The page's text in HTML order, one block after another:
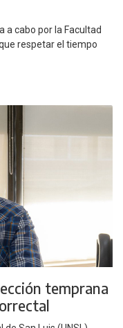
a cabo por la Facultad
respetar el tiempo
temprana